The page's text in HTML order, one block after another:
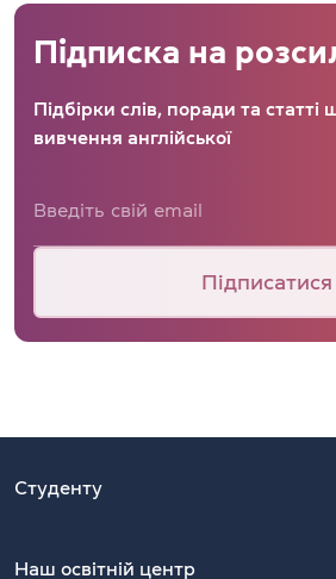
Підписка на
Підбірки слів, поради та статті
вивчення англійської
Підписатися
Студенту
Наш освітній центр